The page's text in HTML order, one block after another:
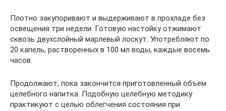
Плотно закупоривают и выдерживают в прохладе без
освещения три недели. Готовую настойку отжимают
сквозь двухслойный марлевый лоскут. Употребляют по
20 капель, растворенных в 100 мл воды, каждые восемь
часов.
Продолжают, пока закончится приготовленный объем
целебного напитка. Подобную целебную методику
практикуют с целью облегчения состояния при